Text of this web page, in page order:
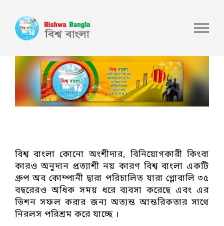
বিশ্ব বাংলা কোনো অংশীদার, বিনিয়োগকারী কিংবা
কারও অনুদান প্রত্যাশী নয় কারণ বিশ্ব বাংলা একটি
গ্রুপ অব কোম্পানী দ্বারা পরিচালিত যারা গ্লোবালি ৩৫
বছরেরও অধিক সময় ধরে ব্যবসা করেছে এবং এর
ভিশন সফল করার জন্য অত্যন্ত আন্তরিকতার সাথে
নিরলস পরিশ্রম করে যাচ্ছে ।